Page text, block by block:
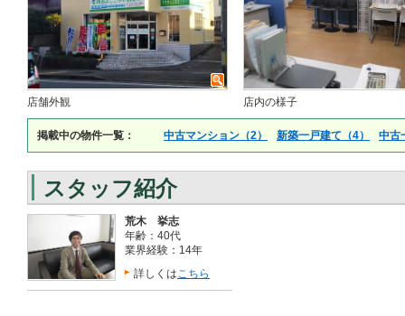
店舗外観 店内の様子
掲載中の物件一覧： 中古マンション（2） 新築一戸建て（4） 中古
スタッフ紹介
荒木 挙志
年齢：40代
業界経験：14年
詳しくはこちら